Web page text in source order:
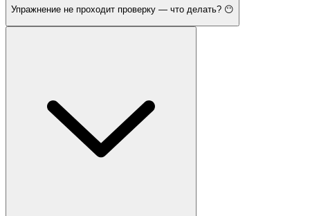
Упражнение не проходит проверку — что делать? 😶